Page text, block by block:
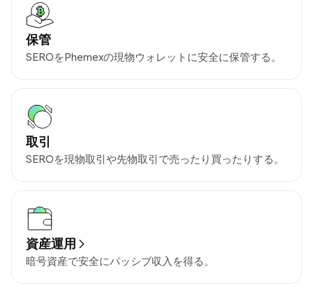
保管
SEROをPhemexの現物ウォレットに安全に保管する。
取引
SEROを現物取引や先物取引で売ったり買ったりする。
資産運用
暗号資産で安全にパッシブ収入を得る。